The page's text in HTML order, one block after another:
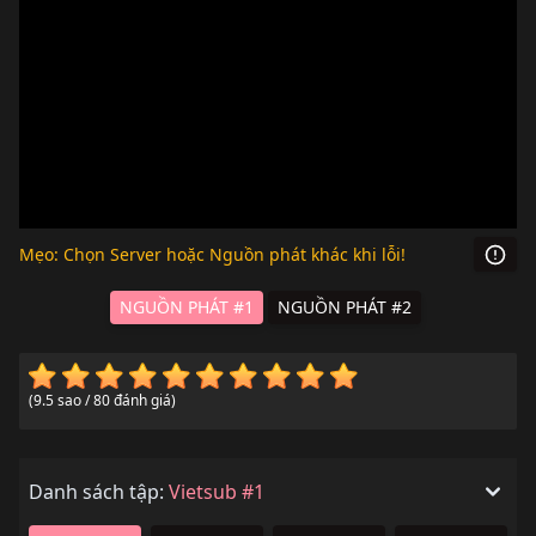
Mẹo: Chọn Server hoặc Nguồn phát khác khi lỗi!
NGUỒN PHÁT #1 NGUỒN PHÁT #2
(9.5 sao / 80 đánh giá)
Danh sách tập: Vietsub #1